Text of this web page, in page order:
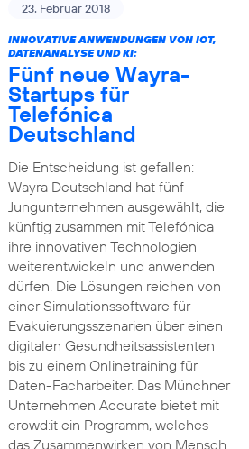
23. Februar 2018
INNOVATIVE ANWENDUNGEN VON IOT,
DATENANALYSE UND KI:
Fünf neue Wayra-
Startups für
Telefónica
Deutschland
Die Entscheidung ist gefallen:
Wayra Deutschland hat fünf
Jungunternehmen ausgewählt, die
künftig zusammen mit Telefónica
ihre innovativen Technologien
weiterentwickeln und anwenden
dürfen. Die Lösungen reichen von
einer Simulationssoftware für
Evakuierungsszenarien über einen
digitalen Gesundheitsassistenten
bis zu einem Onlinetraining für
Daten-Facharbeiter. Das Münchner
Unternehmen Accurate bietet mit
crowd:it ein Programm, welches
das Zusammenwirken von Mensch